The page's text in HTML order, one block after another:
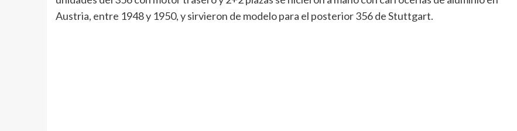
Austria, entre 1948 y 1950, y sirvieron de modelo para el posterior 356 de Stuttgart.